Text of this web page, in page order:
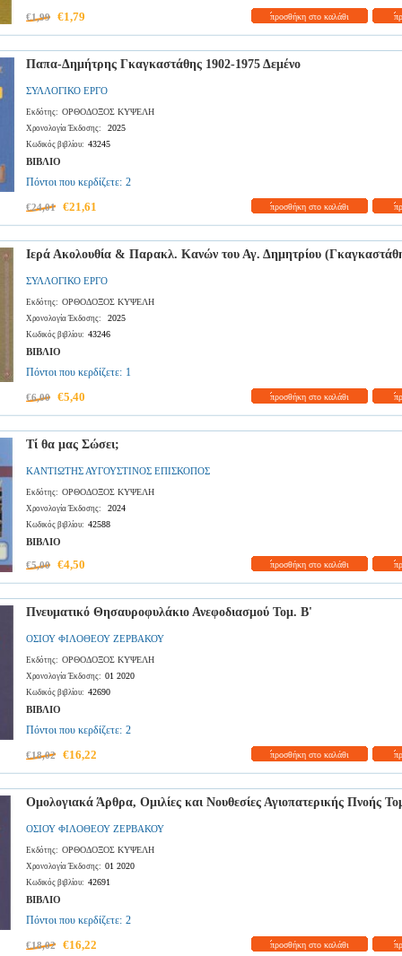
€1,99 €1,79 προσθήκη στο καλάθι
Παπα-Δημήτρης Γκαγκαστάθης 1902-1975 Δεμένο
ΣΥΛΛΟΓΙΚΟ ΕΡΓΟ
Εκδότης: ΟΡΘΟΔΟΞΟΣ ΚΥΨΕΛΗ
Χρονολογία Έκδοσης: 2025
Κωδικός βιβλίου: 43245
ΒΙΒΛΙΟ
Πόντοι που κερδίζετε: 2
€24,01 €21,61 προσθήκη στο καλάθι
Ιερά Ακολουθία & Παρακλ. Κανών του Αγ. Δημητρίου
ΣΥΛΛΟΓΙΚΟ ΕΡΓΟ
Εκδότης: ΟΡΘΟΔΟΞΟΣ ΚΥΨΕΛΗ
Χρονολογία Έκδοσης: 2025
Κωδικός βιβλίου: 43246
ΒΙΒΛΙΟ
Πόντοι που κερδίζετε: 1
€6,00 €5,40 προσθήκη στο καλάθι
Τί θα μας Σώσει;
ΚΑΝΤΙΩΤΗΣ ΑΥΓΟΥΣΤΙΝΟΣ ΕΠΙΣΚΟΠΟΣ
Εκδότης: ΟΡΘΟΔΟΞΟΣ ΚΥΨΕΛΗ
Χρονολογία Έκδοσης: 2024
Κωδικός βιβλίου: 42588
ΒΙΒΛΙΟ
€5,00 €4,50 προσθήκη στο καλάθι
Πνευματικό Θησαυροφυλάκιο Ανεφοδιασμού Τομ. Β'
ΟΣΙΟΥ ΦΙΛΟΘΕΟΥ ΖΕΡΒΑΚΟΥ
Εκδότης: ΟΡΘΟΔΟΞΟΣ ΚΥΨΕΛΗ
Χρονολογία Έκδοσης: 01 2020
Κωδικός βιβλίου: 42690
ΒΙΒΛΙΟ
Πόντοι που κερδίζετε: 2
€18,02 €16,22 προσθήκη στο καλάθι
Ομολογιακά Άρθρα, Ομιλίες και Νουθεσίες Αγιοπατερικής Πνοής
ΟΣΙΟΥ ΦΙΛΟΘΕΟΥ ΖΕΡΒΑΚΟΥ
Εκδότης: ΟΡΘΟΔΟΞΟΣ ΚΥΨΕΛΗ
Χρονολογία Έκδοσης: 01 2020
Κωδικός βιβλίου: 42691
ΒΙΒΛΙΟ
Πόντοι που κερδίζετε: 2
€18,02 €16,22 προσθήκη στο καλάθι